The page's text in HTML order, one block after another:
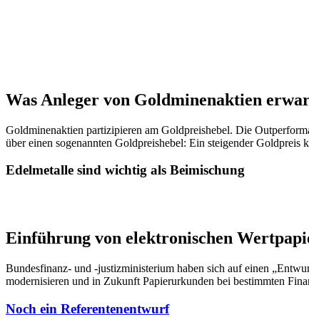
Was Anleger von Goldminenaktien
Goldminenaktien partizipieren am Goldpreishebel. Die
über einen sogenannten Goldpreishebel: Ein steigender
Edelmetalle sind wichtig als Beimischung
Einführung von elektronischen
Bundesfinanz- und -justizministerium haben sich auf einen
modernisieren und in Zukunft Papierurkunden bei bestimmten
Noch ein Referentenentwurf